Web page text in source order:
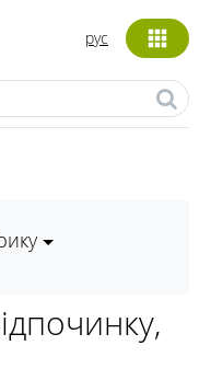
рус